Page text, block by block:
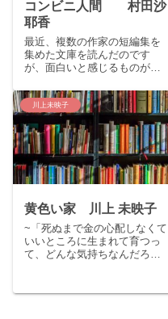
コンビニ人間 村田沙
耶香
最近、複数の作家の短編集を
集めた文庫を読んだのです
が、面白いと感じるものが多
のばかり読まずに（お気に入
りの作家さんの本ばかり読ん
でいたのです。）ネットで、
おすすめの本を検索し、一通
り買ってみました。この本は
平成28...
川上未映子
黄色い家 川上 未映子
~「死ぬまで金の心配しなくて
いいところに生まれて育つっ
て、どんな気持ちなんだろう
ている作家・川上未映子『黄